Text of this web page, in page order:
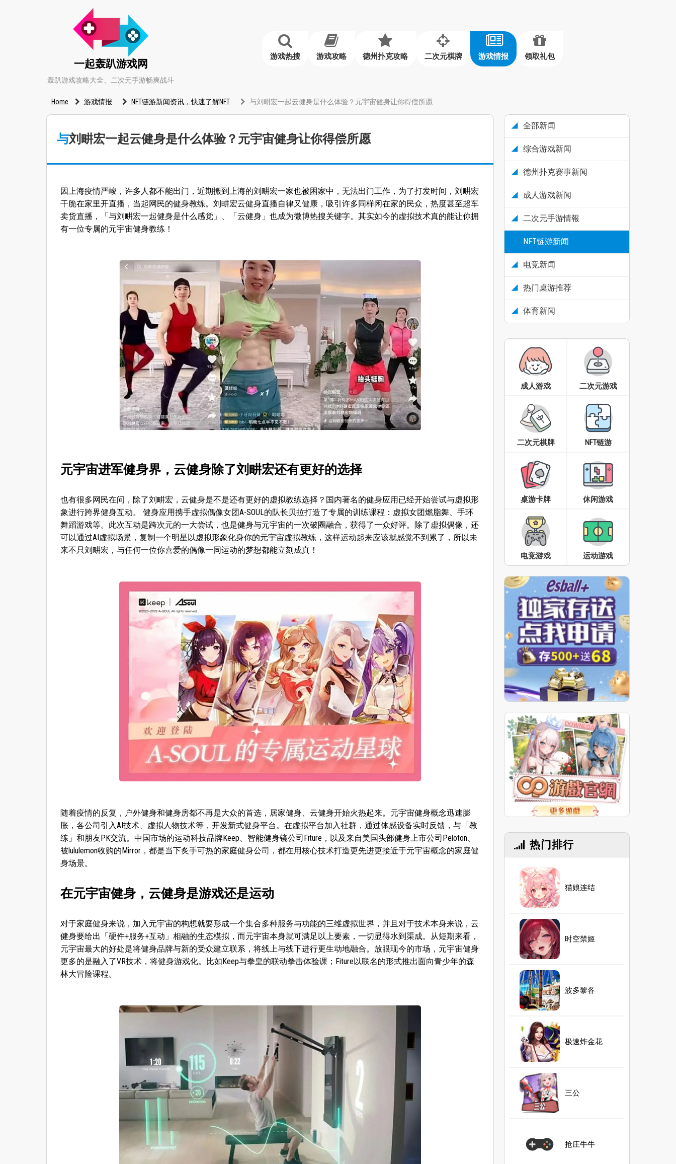
一起轰趴游戏网
轰趴游戏攻略大全、二次元手游畅爽战斗
游戏热搜 游戏攻略 德州扑克攻略 二次元棋牌 游戏情报 领取礼包
Home 游戏情报 NFT链游新闻资讯，快速了解NFT 与刘畊宏一起云健身是什么体验？元宇宙健身让你得偿所愿
与刘畊宏一起云健身是什么体验？元宇宙健身让你得偿所愿
因上海疫情严峻，许多人都不能出门，近期搬到上海的刘畊宏一家也被困家中，无法出门工作，为了打发时间，刘畊宏
干脆在家里开直播，当起网民的健身教练。刘畊宏云健身直播自律又健康，吸引许多同样闲在家的民众，热度甚至超车
卖货直播，「与刘畊宏一起健身是什么感觉」、「云健身」也成为微博热搜关键字。其实如今的虚拟技术真的能让你拥
有一位专属的元宇宙健身教练！
元宇宙进军健身界，云健身除了刘畊宏还有更好的选择
也有很多网民在问，除了刘畊宏，云健身是不是还有更好的虚拟教练选择？国内著名的健身应用已经开始尝试与虚拟形
象进行跨界健身互动。 健身应用携手虚拟偶像女团A-SOUL的队长贝拉打造了专属的训练课程：虚拟女团燃脂舞、手环
舞蹈游戏等。此次互动是跨次元的一大尝试，也是健身与元宇宙的一次破圈融合，获得了一众好评。除了虚拟偶像，还
可以通过AI虚拟场景，复制一个明星以虚拟形象化身你的元宇宙虚拟教练，这样运动起来应该就感觉不到累了，所以未
来不只刘畊宏，与任何一位你喜爱的偶像一同运动的梦想都能立刻成真！
随着疫情的反复，户外健身和健身房都不再是大众的首选，居家健身、云健身开始火热起来。元宇宙健身概念迅速膨
胀，各公司引入AI技术、虚拟人物技术等，开发新式健身平台。在虚拟平台加入社群，通过体感设备实时反馈，与「教
练」和朋友PK交流。中国市场的运动科技品牌Keep、智能健身镜公司Fiture，以及来自美国头部健身上市公司Peloton、
被lululemon收购的Mirror，都是当下炙手可热的家庭健身公司，都在用核心技术打造更先进更接近于元宇宙概念的家庭健
身场景。
在元宇宙健身，云健身是游戏还是运动
对于家庭健身来说，加入元宇宙的构想就要形成一个集合多种服务与功能的三维虚拟世界，并且对于技术本身来说，云
健身要给出「硬件+服务+互动」相融的生态模拟，而元宇宙本身就可满足以上要素，一切显得水到渠成。从短期来看，
元宇宙最大的好处是将健身品牌与新的受众建立联系，将线上与线下进行更生动地融合。放眼现今的市场，元宇宙健身
更多的是融入了VR技术，将健身游戏化。比如Keep与拳皇的联动拳击体验课；Fiture以联名的形式推出面向青少年的森
林大冒险课程。
全部新闻
综合游戏新闻
德州扑克赛事新闻
成人游戏新闻
二次元手游情報
NFT链游新闻
电竞新闻
热门桌游推荐
体育新闻
成人游戏 二次元游戏
二次元棋牌 NFT链游
桌游卡牌 休闲游戏
电竞游戏 运动游戏
热门排行
猫娘连结
时空禁姬
波多黎各
极速炸金花
三公
抢庄牛牛